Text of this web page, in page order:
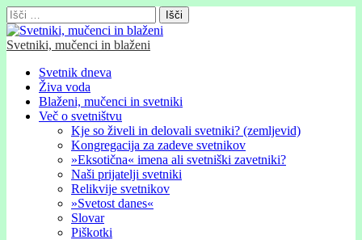
Išči:
Svetniki, mučenci in blaženi
Glavni
meni
Skip
content
Svetnik dneva
Živa voda
Blaženi, mučenci in svetniki
Več o svetništvu
Kje so živeli in delovali svetniki? (zemljevid)
Kongregacija za zadeve svetnikov
»Eksotična« imena ali svetniški zavetniki?
Naši prijatelji svetniki
Relikvije svetnikov
»Svetost danes«
Slovar
Piškotki